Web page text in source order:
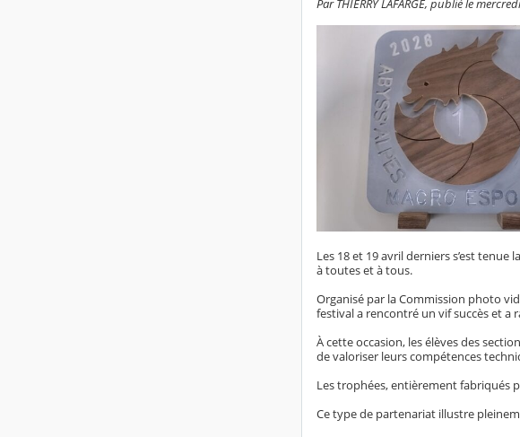
Par THIERRY LAFARGE, publié le
Les 18 et 19 avril derniers s’est
à toutes et à tous.
Organisé par la Commission photo
festival a rencontré un vif succès et a
À cette occasion, les élèves des
de valoriser leurs compétences
Les trophées, entièrement fabriqués
Ce type de partenariat illustre